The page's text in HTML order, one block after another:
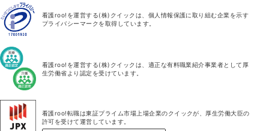
看護roo!を運営する(株)クイックは、個人情報保護に取り組む企業を示す
プライバシーマークを取得しています。
看護roo!を運営する(株)クイックは、適正な有料職業紹介事業者として厚
生労働省より認定を受けています。
看護roo!転職は東証プライム市場上場企業のクイックが、厚生労働大臣の
許可を受けて運営しています。